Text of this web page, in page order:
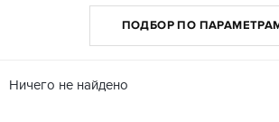
ПОДБОР ПО
Ничего не найдено